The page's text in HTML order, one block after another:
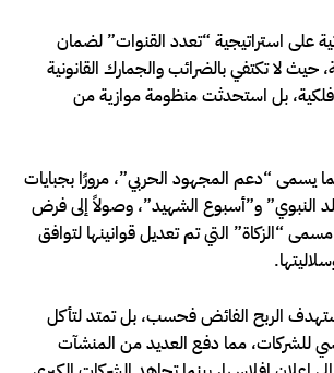
على استراتيجية “تعدد القنوات” لضمان
حيث لا تكتفي بالضرائب والجمارك القانونية
بل استحدثت منظومة موازية من
يسمى “دعم المجهود الحربي”، مرورًا بجبايات
النبوي” و”أسبوع الشهيد”، وصولاً إلى فرض
“الزكاة” التي تم تعديل قوانينها لتوافق
الربح الفائض فحسب، بل تمتد لتأكل
للشركات، مما دفع العديد من المنشآت